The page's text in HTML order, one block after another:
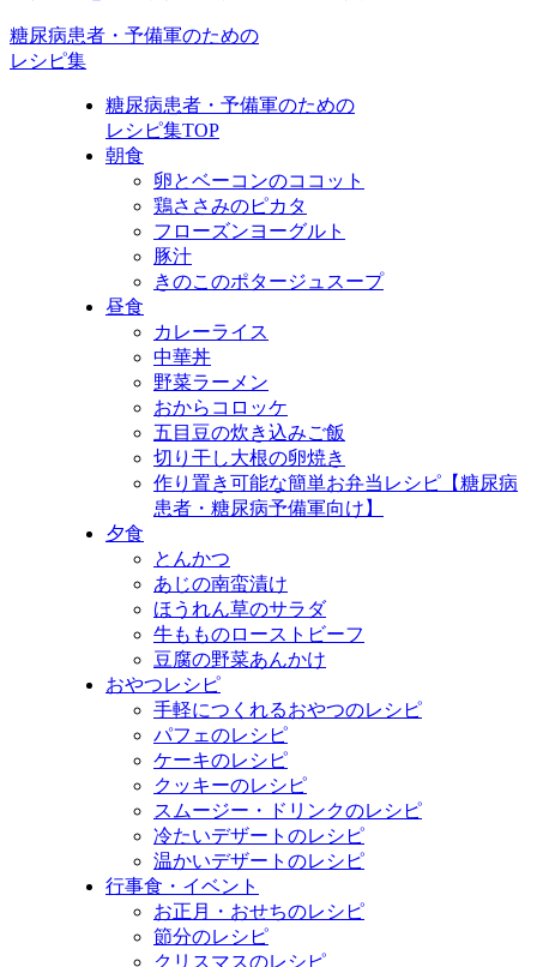
糖尿病患者・予備軍のための
レシピ集
糖尿病患者・予備軍のための
レシピ集TOP
朝食
卵とベーコンのココット
鶏ささみのピカタ
フローズンヨーグルト
豚汁
きのこのポタージュスープ
昼食
カレーライス
中華丼
野菜ラーメン
おからコロッケ
五目豆の炊き込みご飯
切り干し大根の卵焼き
作り置き可能な簡単お弁当レシピ【糖尿病
患者・糖尿病予備軍向け】
夕食
とんかつ
あじの南蛮漬け
ほうれん草のサラダ
牛もものローストビーフ
豆腐の野菜あんかけ
おやつレシピ
手軽につくれるおやつのレシピ
パフェのレシピ
ケーキのレシピ
クッキーのレシピ
スムージー・ドリンクのレシピ
冷たいデザートのレシピ
温かいデザートのレシピ
行事食・イベント
お正月・おせちのレシピ
節分のレシピ
クリスマスのレシピ